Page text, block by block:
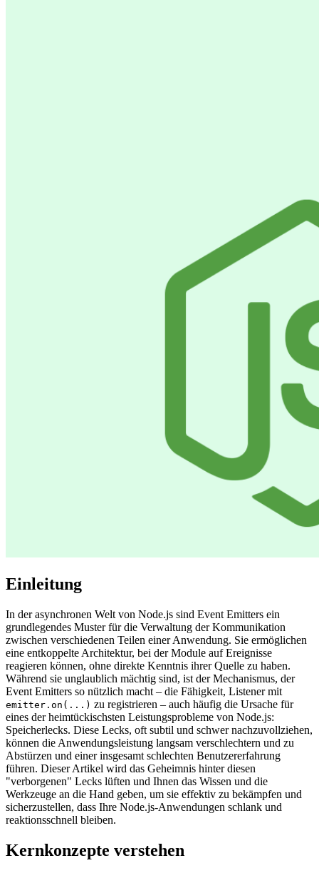
Einleitung
In der asynchronen Welt von Node.js sind Event Emitters ein
grundlegendes Muster für die Verwaltung der Kommunikation
zwischen verschiedenen Teilen einer Anwendung. Sie ermöglichen
eine entkoppelte Architektur, bei der Module auf Ereignisse
reagieren können, ohne direkte Kenntnis ihrer Quelle zu haben.
Während sie unglaublich mächtig sind, ist der Mechanismus, der
Event Emitters so nützlich macht – die Fähigkeit, Listener mit
emitter.on(...) zu registrieren – auch häufig die Ursache für
eines der heimtückischsten Leistungsprobleme von Node.js:
Speicherlecks. Diese Lecks, oft subtil und schwer nachzuvollziehen,
können die Anwendungsleistung langsam verschlechtern und zu
Abstürzen und einer insgesamt schlechten Benutzererfahrung
führen. Dieser Artikel wird das Geheimnis hinter diesen
"verborgenen" Lecks lüften und Ihnen das Wissen und die
Werkzeuge an die Hand geben, um sie effektiv zu bekämpfen und
sicherzustellen, dass Ihre Node.js-Anwendungen schlank und
reaktionsschnell bleiben.
Kernkonzepte verstehen